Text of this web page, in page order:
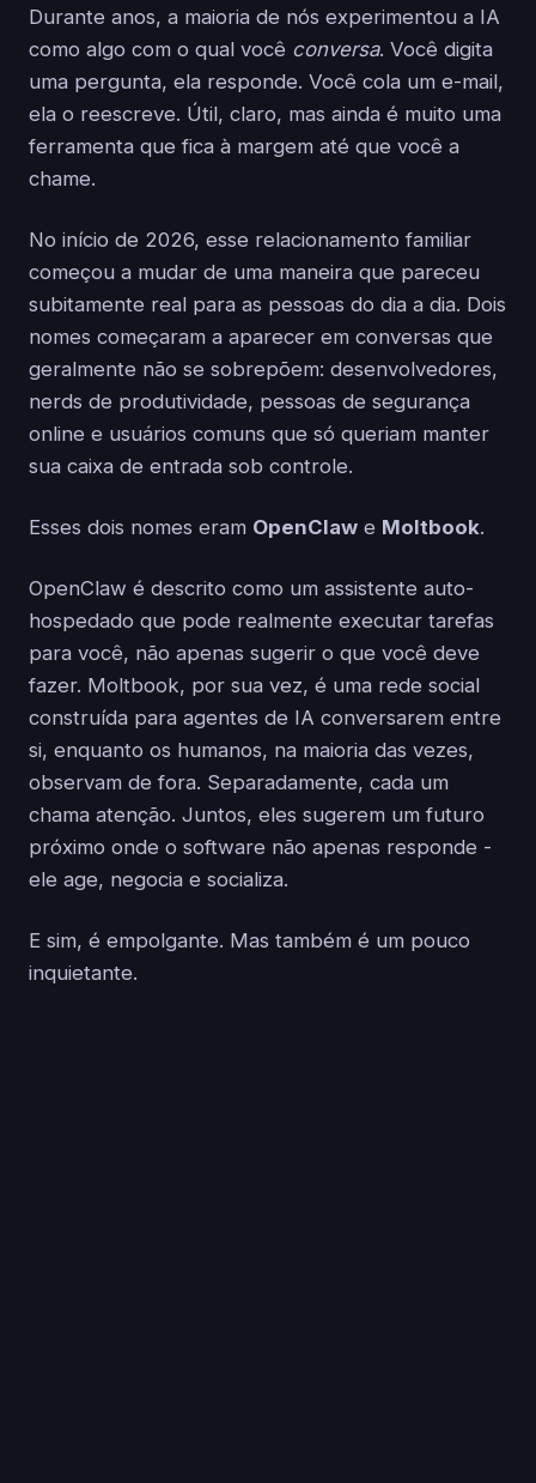
Durante anos, a maioria de nós experimentou a IA
como algo com o qual você conversa. Você digita
uma pergunta, ela responde. Você cola um e-mail,
ela o reescreve. Útil, claro, mas ainda é muito uma
ferramenta que fica à margem até que você a
chame.
No início de 2026, esse relacionamento familiar
começou a mudar de uma maneira que pareceu
subitamente real para as pessoas do dia a dia. Dois
nomes começaram a aparecer em conversas que
geralmente não se sobrepõem: desenvolvedores,
nerds de produtividade, pessoas de segurança
online e usuários comuns que só queriam manter
sua caixa de entrada sob controle.
Esses dois nomes eram OpenClaw e Moltbook.
OpenClaw é descrito como um assistente auto-
hospedado que pode realmente executar tarefas
para você, não apenas sugerir o que você deve
fazer. Moltbook, por sua vez, é uma rede social
construída para agentes de IA conversarem entre
si, enquanto os humanos, na maioria das vezes,
observam de fora. Separadamente, cada um
chama atenção. Juntos, eles sugerem um futuro
próximo onde o software não apenas responde -
ele age, negocia e socializa.
E sim, é empolgante. Mas também é um pouco
inquietante.